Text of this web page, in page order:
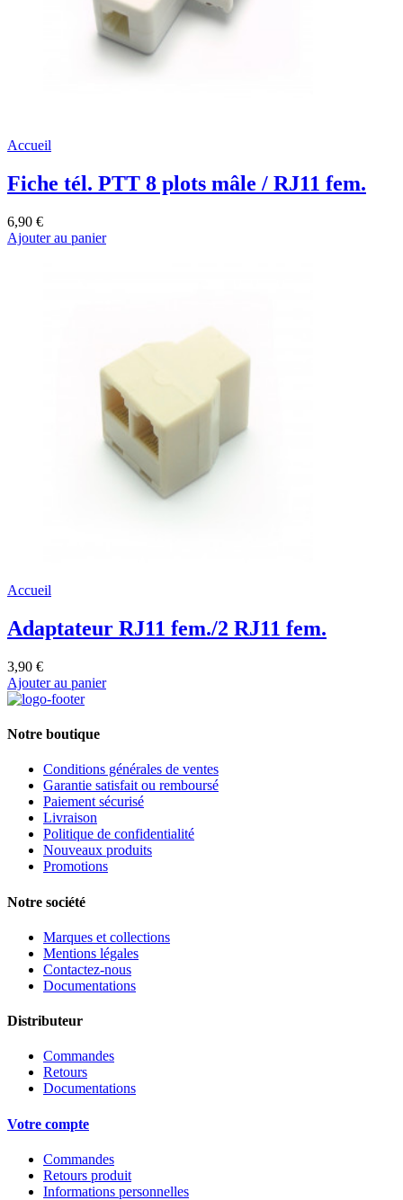
Accueil
Fiche tél. PTT 8 plots mâle / RJ11 fem.
6,90 €
Ajouter au panier
Accueil
Adaptateur RJ11 fem./2 RJ11 fem.
3,90 €
Ajouter au panier
Notre boutique
Conditions générales de ventes
Garantie satisfait ou remboursé
Paiement sécurisé
Livraison
Politique de confidentialité
Nouveaux produits
Promotions
Notre société
Marques et collections
Mentions légales
Contactez-nous
Documentations
Distributeur
Commandes
Retours
Documentations
Votre compte
Commandes
Retours produit
Informations personnelles